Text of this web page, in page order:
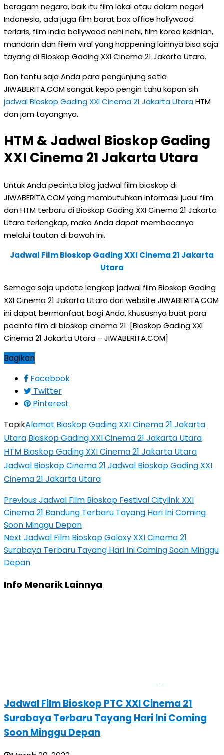
beragam negara, baik itu film lokal atau dalam negeri
Indonesia, ada juga film barat box office hollywood
terlaris, film india bollywood nehi nehi, film korea kekinian,
mandarin dan filem viral yang happening lainnya bisa saja
tayang di Bioskop Gading XXI Cinema 21 Jakarta Utara.
Dan tentu saja Anda para pengunjung setia
JIWABERITA.COM sangat kepo pengin tahu kapan sih
jadwal Bioskop Gading XXI Cinema 21 Jakarta UtaraHTM
dan jam tayangnya.
HTM & Jadwal Bioskop Gading
XXI Cinema 21 Jakarta Utara
Untuk Anda pecinta blog jadwal film bioskop di
JIWABERITA.COM yang membutuhkan informasi judul film
dan HTM terbaru di Bioskop Gading XXI Cinema 21 Jakarta
Utara terlengkap, maka Anda dapat membacanya
melalui tautan di bawah ini.
Jadwal Film Bioskop Gading XXI Cinema 21 Jakarta
Utara
Semoga saja update lengkap jadwal film Bioskop Gading
XXI Cinema 21 Jakarta Utara dari website JIWABERITA.COM
ini dapat bermanfaat bagi Anda, khususnya buat para
pecinta film di bioskop cinema 21. [Bioskop Gading XXI
Cinema 21 Jakarta Utara – JIWABERITA.COM]
Bagikan
Facebook
Twitter
Pinterest
TopikAlamat Bioskop Gading XXI Cinema 21 Jakarta
Utara Bioskop Gading XXI Cinema 21 Jakarta Utara
HTM Bioskop Gading XXI Cinema 21 Jakarta Utara
Jadwal Bioskop Cinema 21 Jadwal Bioskop Gading XXI
Cinema 21 Jakarta Utara
PreviousJadwal Film Bioskop Festival Citylink XXI
Cinema 21 Bandung Terbaru Tayang Hari Ini Coming
Soon Minggu Depan
Next Jadwal Film Bioskop Galaxy XXI Cinema 21
Surabaya Terbaru Tayang Hari Ini Coming Soon Minggu
Depan
Info Menarik Lainnya
Jadwal Film Bioskop PTC XXI Cinema 21
Surabaya Terbaru Tayang Hari Ini Coming
Soon Minggu Depan